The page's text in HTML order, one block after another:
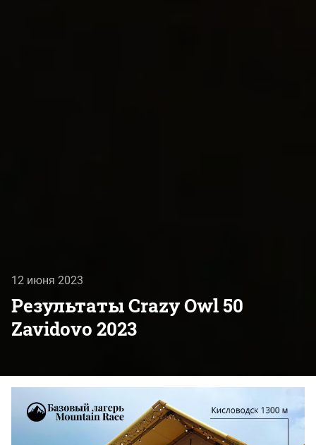
12 июня 2023
Результаты Crazy Owl 50
Zavidovo 2023